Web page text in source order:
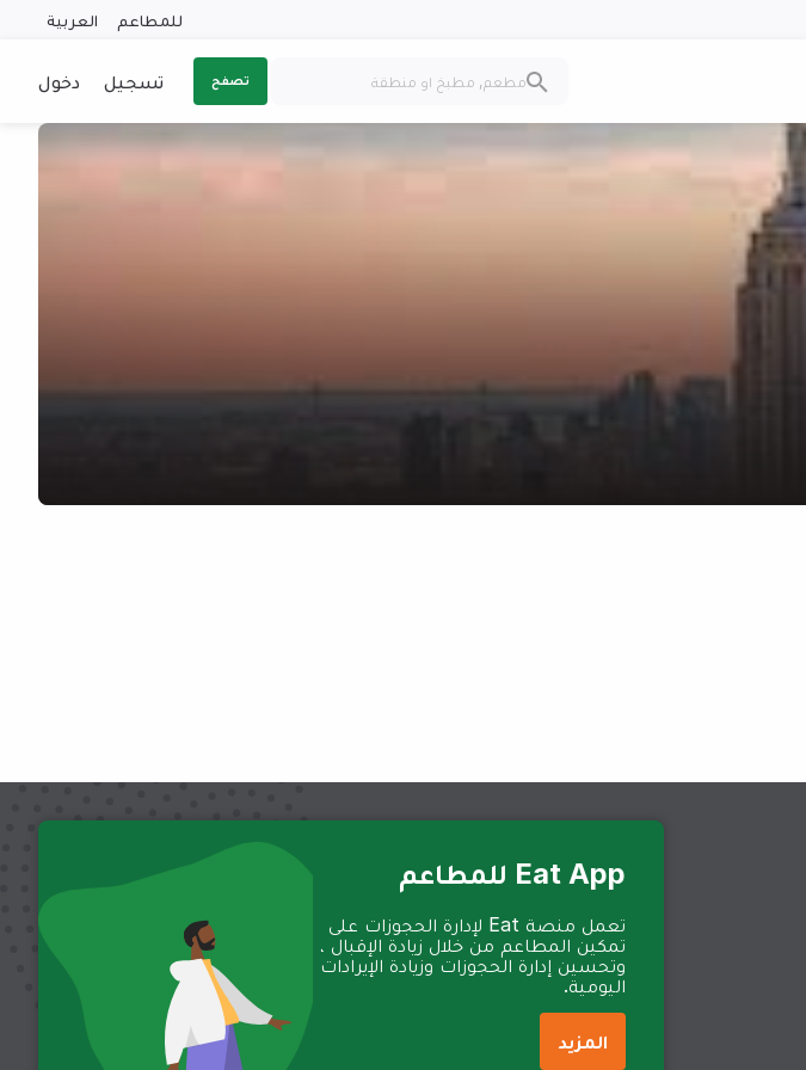
للمطاعم العربية
تصفح تسجيل دخول
Eat App للمطاعم
تعمل منصة Eat لإدارة الحجوزات على
تمكين المطاعم من خلال زيادة الإقبال ،
وتحسين إدارة الحجوزات وزيادة الإيرادات
اليومية.
المزيد